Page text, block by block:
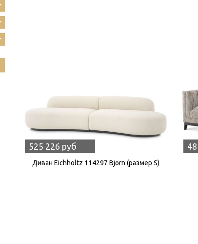
525 226 руб
Диван Eichholtz 114297 Bjorn (размер S)